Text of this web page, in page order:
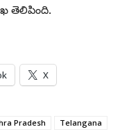
తెలిపింది.
X
Pradesh Telangana